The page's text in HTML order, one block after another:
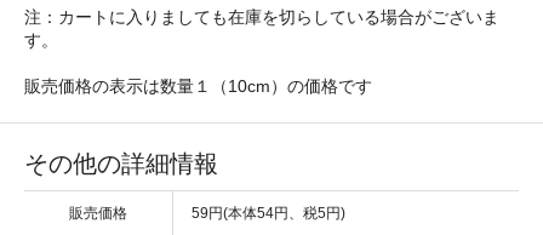
注：カートに入りましても在庫を切らしている場合がございま
す。
販売価格の表示は数量１（10cm）の価格です
その他の詳細情報
販売価格 59円(本体54円、税5円)